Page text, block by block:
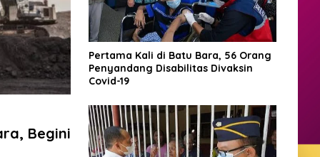
Begini
Pertama Kali di Batu Bara, 56 Orang
Penyandang Disabilitas Divaksin
Covid-19